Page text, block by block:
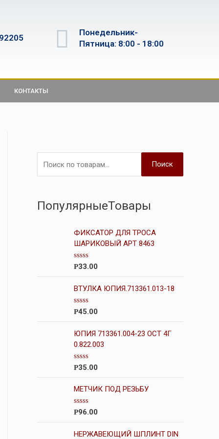
Понедельник-
Пятница: 8:00 - 18:00
КОНТАКТЫ
Поиск
ПопулярныеТовары
ФИКСАТОР ДЛЯ ТРОСА
ШАРИКОВЫЙ АРТ 8463
О
н
а
0
з
5
Р33.00
ВТУЛКА ЮПИЯ.713361.013-18
О
н
к
а
0
з
5
Р45.00
ЮПИЯ 713361.004-23 ОСТ 4Г
0.822.003
О
н
а
0
5
Р35.00
МЕТЧИК ПОД РЕЗЬБУ
О
н
Р96.00
НЕРЖАВЕЮЩИЙ ШПЛИНТ DIN